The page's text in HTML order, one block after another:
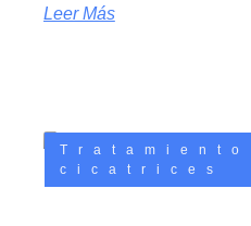
Leer Más
Tratamiento
cicatrices